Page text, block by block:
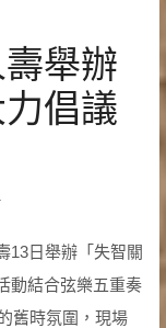
舉辦
倡議
13日舉辦「失智關
動結合弦樂五重奏
舊時氛圍，現場